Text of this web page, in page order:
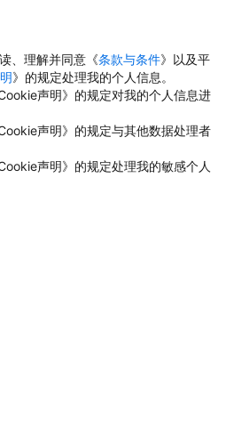
、理解并同意《条款与条件》以及平
》的规定处理我的个人信息。
声明》的规定对我的个人信息进
声明》的规定与其他数据处理者
声明》的规定处理我的敏感个人